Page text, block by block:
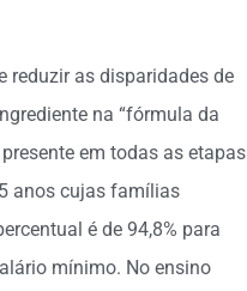
reduzir as disparidades de
na “fórmula da
em todas as etapas
anos cujas famílias
é de 94,8% para
mínimo. No ensino